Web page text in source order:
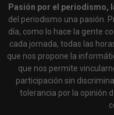
Pasión por el periodismo,
del periodismo una pasión.
día, como lo hace la gente
cada jornada, todas las
que nos propone la
que nos permite
participación sin
tolerancia por la opinión